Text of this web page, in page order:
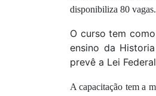
disponibiliza 80 vagas.
O curso tem
ensino da
prevê a Lei Federal
A capacitação tem a